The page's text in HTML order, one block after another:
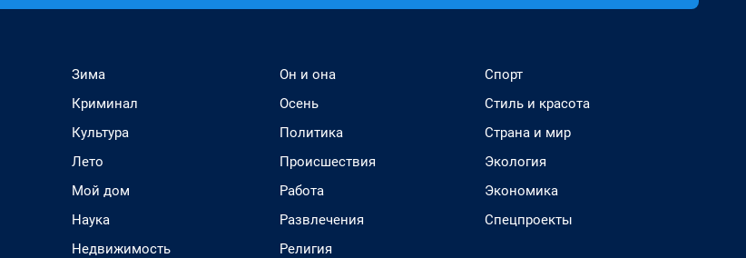
Зима
Криминал
Культура
Лето
Мой дом
Наука
Недвижимость
Он и она
Осень
Политика
Происшествия
Работа
Развлечения
Религия
Спорт
Стиль и красота
Страна и мир
Экология
Экономика
Спецпроекты